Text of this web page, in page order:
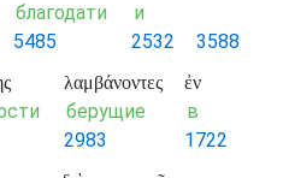
благодати
5485
и
2532
3588
λαμβάνοντες
берущие
2983
ἐν
в
1722